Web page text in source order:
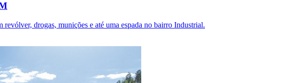
drogas, munições e até uma espada no bairro Industrial.